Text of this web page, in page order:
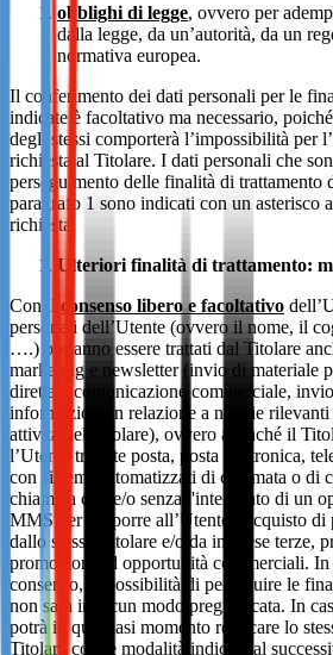
obblighi di legge, ovvero per
dalla legge, da un’autorità, da un
normativa europea.
Il conferimento dei dati personali per le
indicate è facoltativo ma necessario,
degli stessi comporterà l’impossibilità per
richiesta al Titolare. I dati personali che
perseguimento delle finalità di trattamento
paragrafo 1 sono indicati con un asterisco
richiesta.
Ulteriori finalità di trattamento:
Con il consenso libero e facoltativo
personali dell’Utente (ovvero il nome, il
….) potranno essere trattati dal Titolare
marketing e newsletter (invio di materiale
diretta e comunicazione commerciale,
informazioni in relazione a notizie
attività del Titolare), ovvero affinché il
l’Utente tramite posta, posta elettronica,
con sistemi automatizzati di chiamata o di
chiamata con e/o senza l'intervento di un
MMS per proporre all’Utente l’acquisto
dallo stesso Titolare e/o da imprese terze,
promozioni ed opportunità commerciali. In
consenso, la possibilità di perseguire le
non sarà in alcun modo pregiudicata. In
potrà in qualsiasi momento revocare lo
Titolare con le modalità indicate al